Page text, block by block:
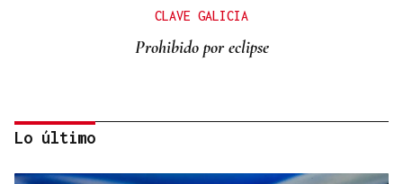
CLAVE GALICIA
Prohibido por eclipse
Lo último